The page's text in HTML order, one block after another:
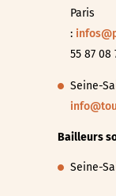
Paris
:
55 87 08
Seine-
Bailleurs
Seine-